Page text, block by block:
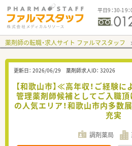
平日9：30-19
薬剤師の転職・求人サイト ファルマスタッフ
更新日： 2026/06/29 薬剤師求人ID： 32026
【和歌山市】≪高年収！ご経験
管理薬剤師候補としてご入職
の人気エリア！和歌山市内多数
充実
調剤薬局